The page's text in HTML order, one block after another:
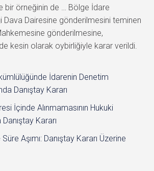
bir örneğinin de … Bölge İdare
Dava Dairesine gönderilmesini teminen
gönderilmesine,
kesin olarak oybirliğiyle karar verildi.
İdarenin Denetim
Danıştay Kararı
İçinde Alınmamasının Hukuki
Kararı
Aşımı: Danıştay Kararı Üzerine